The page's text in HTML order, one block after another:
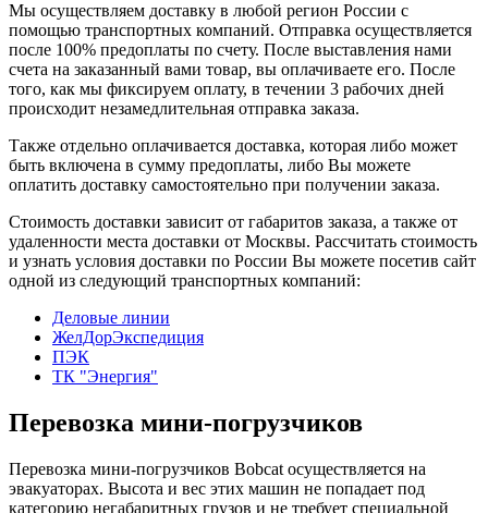
Мы осуществляем доставку в любой регион России с
помощью транспортных компаний. Отправка осуществляется
после 100% предоплаты по счету. После выставления нами
счета на заказанный вами товар, вы оплачиваете его. После
того, как мы фиксируем оплату, в течении 3 рабочих дней
происходит незамедлительная отправка заказа.
Также отдельно оплачивается доставка, которая либо может
быть включена в сумму предоплаты, либо Вы можете
оплатить доставку самостоятельно при получении заказа.
Стоимость доставки зависит от габаритов заказа, а также от
удаленности места доставки от Москвы. Рассчитать стоимость
и узнать условия доставки по России Вы можете посетив сайт
одной из следующий транспортных компаний:
Деловые линии
ЖелДорЭкспедиция
ПЭК
ТК "Энергия"
Перевозка мини-погрузчиков
Перевозка мини-погрузчиков Bobcat осуществляется на
эвакуаторах. Высота и вес этих машин не попадает под
категорию негабаритных грузов и не требует специальной